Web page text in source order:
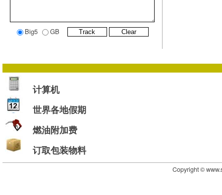
Big5 GB
计算机
世界各地假期
燃油附加费
订取包装物料
Copyright ©